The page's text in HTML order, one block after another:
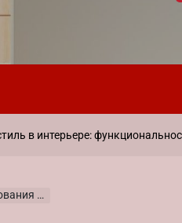
функциональность и